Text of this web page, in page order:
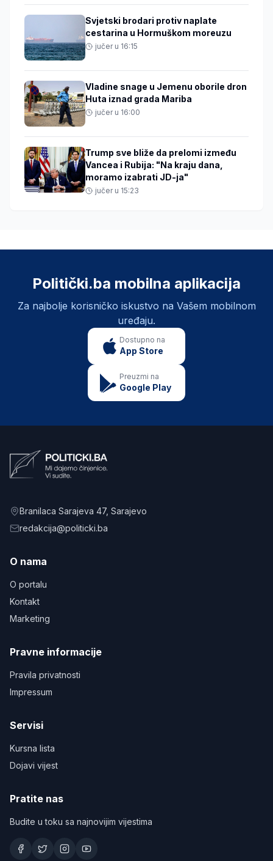
Svjetski brodari protiv naplate
cestarina u Hormuškom moreuzu
jučer u 16:15
Vladine snage u Jemenu oborile dron
Huta iznad grada Mariba
jučer u 16:00
Trump sve bliže da prelomi između
Vancea i Rubija: "Na kraju dana,
moramo izabrati JD-ja"
jučer u 15:23
Politički.ba mobilna aplikacija
Za najbolje korisničko iskustvo na Vašem mobilnom
uređaju.
Dostupno na
App Store
Preuzmi na
Google Play
Branilaca Sarajeva 47, Sarajevo
redakcija@politicki.ba
O nama
O portalu
Kontakt
Marketing
Pravne informacije
Pravila privatnosti
Impressum
Servisi
Kursna lista
Dojavi vijest
Pratite nas
Budite u toku sa najnovijim vijestima